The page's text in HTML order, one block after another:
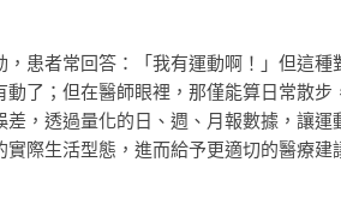
，患者常回答：「我有運動啊！」但這
動了；但在醫師眼裡，那僅能算日常散
，透過量化的日、週、月報數據，讓
際生活型態，進而給予更適切的醫療建